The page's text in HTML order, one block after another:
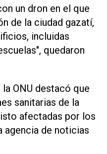
un dron en el que
de la ciudad gazatí,
incluidas
quedaron
ONU destacó que
sanitarias de la
afectadas por los
agencia de noticias